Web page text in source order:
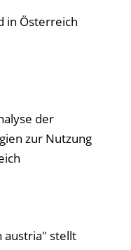
in Österreich
der
zur Nutzung
austria" stellt